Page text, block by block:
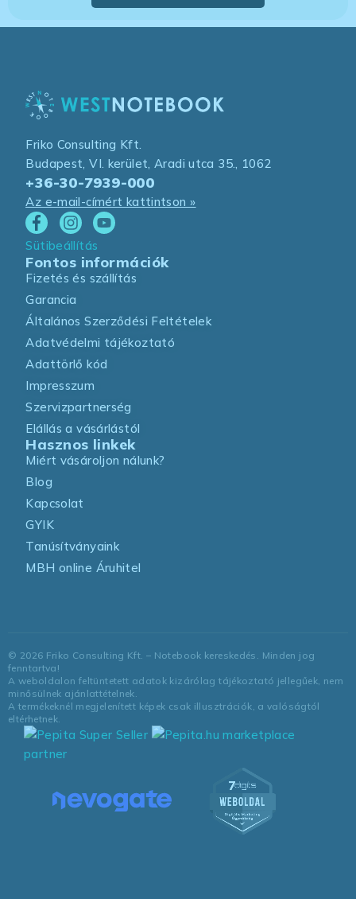
Friko Consulting Kft.
Budapest, VI. kerület, Aradi utca 35., 1062
+36-30-7939-000
Az e-mail-címért kattintson »
Sütibeállítás
Fontos információk
Fizetés és szállítás
Garancia
Általános Szerződési Feltételek
Adatvédelmi tájékoztató
Adattörlő kód
Impresszum
Szervizpartnerség
Elállás a vásárlástól
Hasznos linkek
Miért vásároljon nálunk?
Blog
Kapcsolat
GYIK
Tanúsítványaink
MBH online Áruhitel
© 2026 Friko Consulting Kft. – Notebook kereskedés. Minden jog
fenntartva!
A weboldalon feltüntetett adatok kizárólag tájékoztató jellegűek, nem
minősülnek ajánlattételnek.
A termékeknél megjelenített képek csak illusztrációk, a valóságtól
eltérhetnek.
marketplace
partner